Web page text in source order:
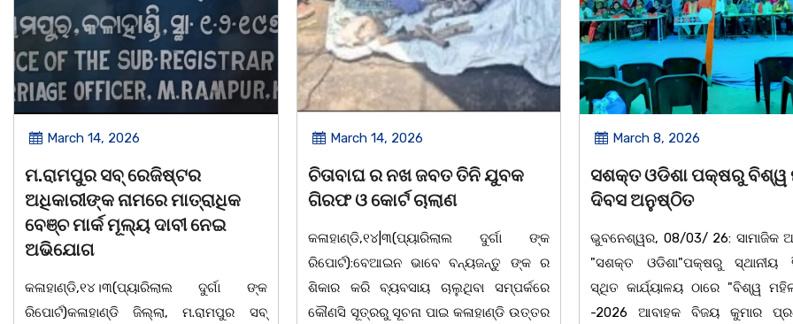
March 14, 2026
ଚିତାବାଘ ର ନଖ ଜବତ ତିନି ଯୁବକ
ଗିରଫ ଓ କୋର୍ଟ ଚାଲାଣ
କଳାହାଣ୍ଡି,୧୪|୩(ପ୍ୟାରିଲାଲ ଦୁର୍ଗା ଙ୍କ
ଶିକାର କରି ବ୍ୟବସାୟ ଚାଲୁଥିବା ସମ୍ପର୍କରେ
କୌଣସି ସୂତ୍ରରୁ ସୂଚନା ପାଇ କଳାହାଣ୍ଡି ଉତ୍ତର
March 8, 2026
ସଶକ୍ତ ଓଡିଶା ପକ୍ଷରୁ ବିଶ୍ୱ ମହିଳା
ଦିବସ ଅନୁଷ୍ଠିତ
ଭୁବନେଶ୍ୱର, 08/03/ 26: ସାମାଜିକ ଅନୁଷ୍ଠାନ
"ସଶକ୍ତ ଓଡିଶା"ପକ୍ଷରୁ ସ୍ଥାନୀୟ ସିଆରପି
ସ୍ଥିତ କାର୍ଯ୍ୟାଳୟ ଠାରେ "ବିଶ୍ୱ ମହିଳା ଦିବସ
-2026 ଆବାହକ ବିଜୟ କୁମାର ପ୍ରଧାନଙ୍କ
March 8, 2026
ଆନ୍ତର୍ଜାତୀୟ ମହିଳା ଦିବସ
ଉପଲକ୍ଷେ ନାଟକ ‘ଖାଣ୍ଟି ସୁନା’
ଚିଲିକା: ଆନ୍ତର୍ଜାତୀୟ ମହିଳା
ଅବସରରେ ବାଲୁଗାଁସ୍ଥିତ ମା'
ନିକେତନ ର ଓଡ଼ିଆ ଅସ୍ମିତା ଉପରେ
ନାଟକ "ଖାଣ୍ଟି ସୁନା" ଗୈ।ରୀ